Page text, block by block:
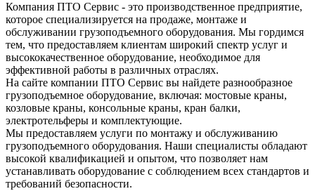
Компания ПТО Сервис - это производственное предприятие,
которое специализируется на продаже, монтаже и
обслуживании грузоподъемного оборудования. Мы гордимся
тем, что предоставляем клиентам широкий спектр услуг и
высококачественное оборудование, необходимое для
эффективной работы в различных отраслях.
На сайте компании ПТО Сервис вы найдете разнообразное
грузоподъемное оборудование, включая: мостовые краны,
козловые краны, консольные краны, кран балки,
электротельферы и комплектующие.
Мы предоставляем услуги по монтажу и обслуживанию
грузоподъемного оборудования. Наши специалисты обладают
высокой квалификацией и опытом, что позволяет нам
устанавливать оборудование с соблюдением всех стандартов и
требований безопасности.